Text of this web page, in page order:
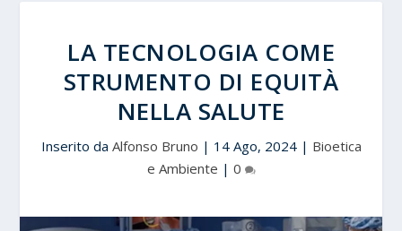
LA TECNOLOGIA COME
STRUMENTO DI EQUITÀ
NELLA SALUTE
Inserito da Alfonso Bruno | 14 Ago, 2024| Bioetica
e Ambiente | 0